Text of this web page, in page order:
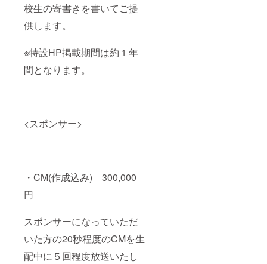
校生の寄書きを書いてご提
供します。
※特設HP掲載期間は約１年
間となります。
<スポンサー>
・CM(作成込み) 300,000
円
スポンサーになっていただ
いた方の20秒程度のCMを生
配中に５回程度放送いたし